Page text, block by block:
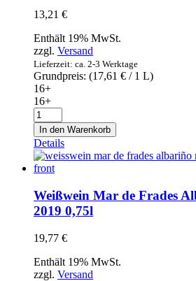
13,21 €
Enthält 19% MwSt.
zzgl. Versand
Lieferzeit: ca. 2-3 Werktage
Grundpreis: (17,61 € / 1 L)
16+
16+
Weißwein
Marqués
de
Riscal
2019
0,75l
Menge
In den Warenkorb
Details
Weißwein Mar de Frades
2019 0,75l
19,77 €
Enthält 19% MwSt.
zzgl. Versand